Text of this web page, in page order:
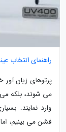
راهنمای انتخاب
پرتوهای زیان
می شوند، بلکه
وارد نمایند.
فشن می بینیم،